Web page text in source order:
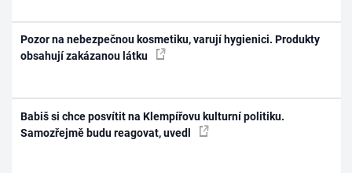
Pozor na nebezpečnou kosmetiku, varují hygienici. Produkty
obsahují zakázanou látku
Babiš si chce posvítit na Klempířovu kulturní politiku.
Samozřejmě budu reagovat, uvedl